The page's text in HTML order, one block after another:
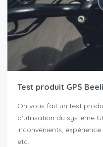
Test produit GPS
On vous fait un test
d’utilisation du système
inconvénients,
etc.